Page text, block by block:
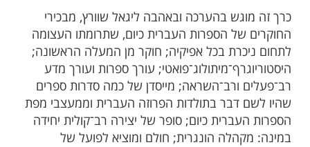
כרך זה מוגש בהערכה ובאהבה ליגאל שוורץ, מבכירי
החוקרים של הספרות העברית כיום, שתרומתו העצומה
לתחום ניכרת בכל אפיקיה; חוקר מן​​​ המעלה הראשונה;
היסטוריוגרף־מיתולוג־פואטי; עורך ספרות ועורך מדע
רב־פעלים ורב־השראה; מייסדן של כמה סדרות ספרים ​​
שהיו לשם דבר בתולדות הפרוזה העברית וממעצבי מפת
הספרות העברית כיום; סופר של יצירה רב־קולית יחידה
במינה: מקהלה הונגרית; חולם ומוציא לפועל של